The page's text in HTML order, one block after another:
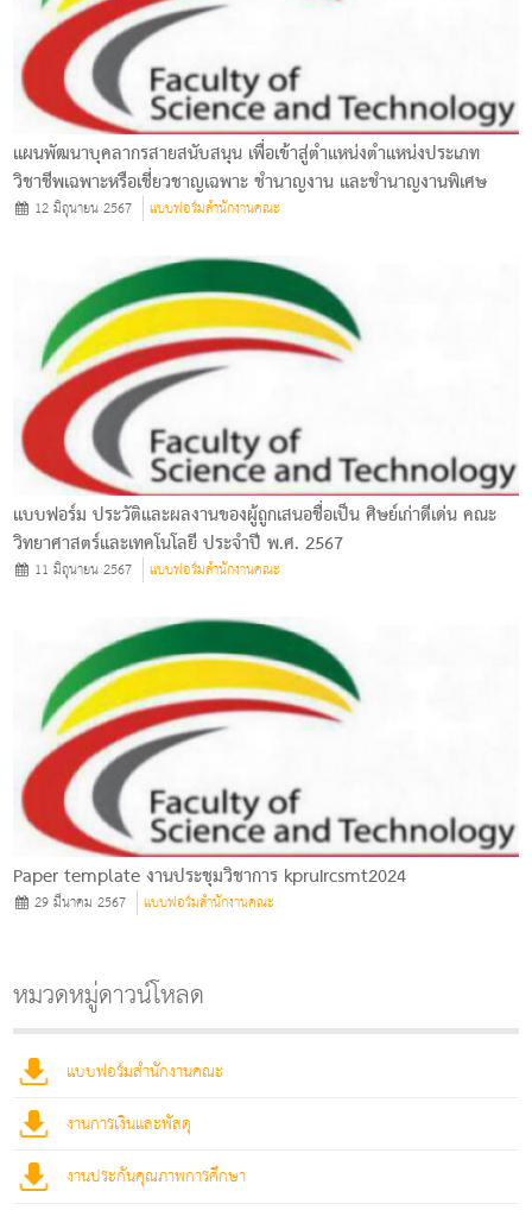
แผนพัฒนาบุคลากรสายสนับสนุน เพื่อเข้าสู่ตำแหน่งตำแหน่งประเภท
วิชาชีพเฉพาะหรือเชี่ยวชาญเฉพาะ ชำนาญงาน และชำนาญงานพิเศษ
12 มิถุนายน 2567 แบบฟอร์มสำนักงานคณะ
แบบฟอร์ม ประวัติและผลงานของผู้ถูกเสนอชื่อเป็น ศิษย์เก่าดีเด่น คณะ
วิทยาศาสตร์และเทคโนโลยี ประจำปี พ.ศ. 2567
11 มิถุนายน 2567 แบบฟอร์มสำนักงานคณะ
Paper template งานประชุมวิชาการ kpruircsmt2024
29 มีนาคม 2567 แบบฟอร์มสำนักงานคณะ
หมวดหมู่ดาวน์โหลด
แบบฟอร์มสำนักงานคณะ
งานการเงินและพัสดุ
งานประกันคุณภาพการศึกษา